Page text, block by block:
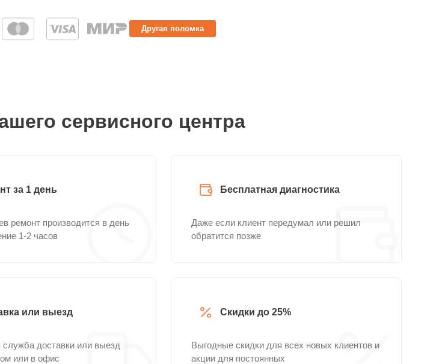
Другая поломка
сервисного центра
за 1 день
ремонт производится в день
1-2 часов
Бесплатная диагностика
Даже если клиент передумал или решил
обратится позже
или выезд
служба доставки или выезд
или в офис
Скидки до 25%
Выгодные скидки для всех новых клиентов и
акции для постоянных